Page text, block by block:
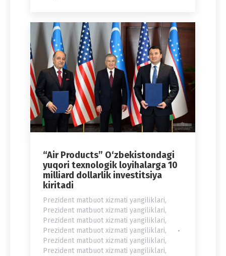
“Air Products” O‘zbekistondagi
yuqori texnologik loyihalarga 10
milliard dollarlik investitsiya
kiritadi
Prezident matbuot xizmati yangiliklari,
Prezident matbuot xizmati yangiliklari,
Prezident matbuot xizmati yangiliklari,
Prezident matbuot xizmati yangiliklari,
Prezident matbuot xizmati yangiliklari,
Prezident matbuot xizmati yangiliklari,